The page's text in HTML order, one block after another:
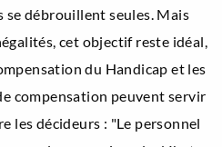
se débrouillent seules. Mais
cet objectif reste idéal,
du Handicap et les
compensation peuvent servir
les décideurs : "Le personnel